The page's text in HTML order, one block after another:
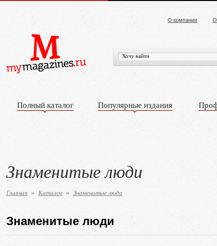
О компании
Полный каталог Популярные издания
Знаменитые люди
Главная » Каталог » Знаменитые люди
Знаменитые люди